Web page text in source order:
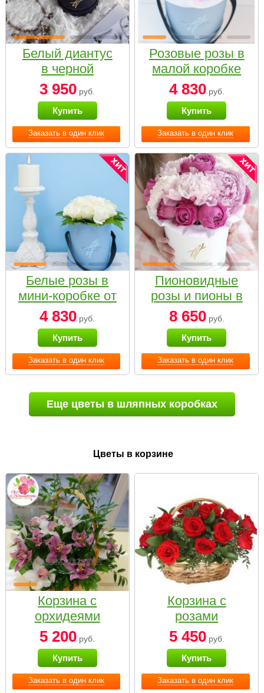
Заказать в один клик
Белый диантус
в черной
коробке Small
3 950 руб.
Купить
Заказать в один клик
Розовые розы в
малой коробке
4 830руб.
Купить
Заказать в один клик
Белые розы в
мини-коробке от
Bella Fiori
4 830 руб.
Купить
Заказать в один клик
Пионовидные
розы и пионы в
белой коробке
Small
8 650руб.
Купить
Еще цветы в шляпных коробках
Цветы в корзине
Заказать в один клик
Корзина с
орхидеями
малая
5 200 руб.
Купить
Заказать в один клик
Корзина с
розами
«Красный
Париж»
5 450руб.
Купить